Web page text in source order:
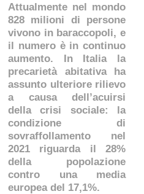
Attualmente nel mondo
828 milioni di persone
vivono in baraccopoli, e
il numero è in continuo
aumento. In Italia la
precarietà abitativa ha
assunto ulteriore rilievo
a causa dell’acuirsi
della crisi sociale: la
condizione di
sovraffollamento nel
2021 riguarda il 28%
della popolazione
contro una media
europea del 17,1%.